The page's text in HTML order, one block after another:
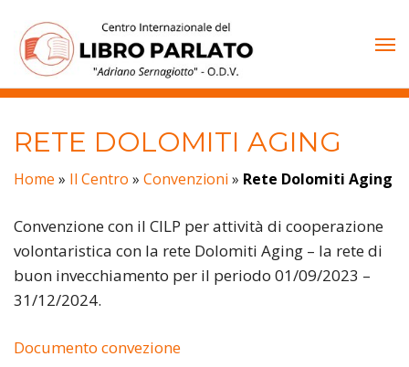
contenuto
RETE DOLOMITI AGING
Home » Il Centro » Convenzioni » Rete Dolomiti Aging
Convenzione con il CILP per attività di cooperazione
volontaristica con la rete Dolomiti Aging – la rete di
buon invecchiamento per il periodo 01/09/2023 –
31/12/2024.
Documento convezione